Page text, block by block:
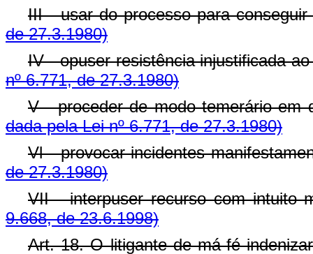
III - usar do processo para
de 27.3.1980)
IV - opuser resistência injustificada
nº 6.771, de 27.3.1980)
V - proceder de modo temerário
dada pela Lei nº 6.771, de 27.3.1980)
Vl - provocar incidentes
de 27.3.1980)
VII - interpuser recurso com intuito
9.668, de 23.6.1998)
Art. 18. O litigante de má-fé